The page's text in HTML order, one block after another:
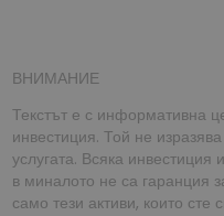
ВНИМАНИЕ
Текстът е с информативна
инвестиция. Той не
услугата. Всяка инвестиция
в миналото не са гаранция
само тези активи, които сте